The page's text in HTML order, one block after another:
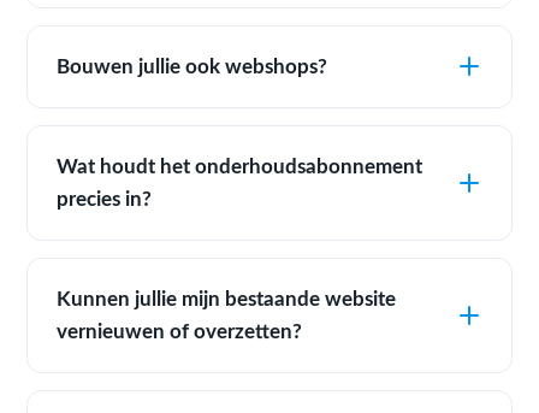
Bouwen jullie ook webshops?
Wat houdt het onderhoudsabonnement
precies in?
Kunnen jullie mijn bestaande website
vernieuwen of overzetten?